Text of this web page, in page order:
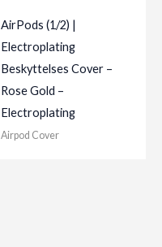
AirPods (1/2) |
Electroplating
Beskyttelses Cover –
Rose Gold –
Electroplating
Airpod Cover